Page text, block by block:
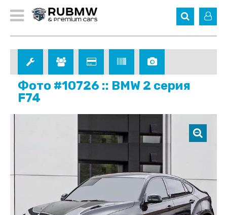
Фото #10726 :: BMW 2 серия
F74